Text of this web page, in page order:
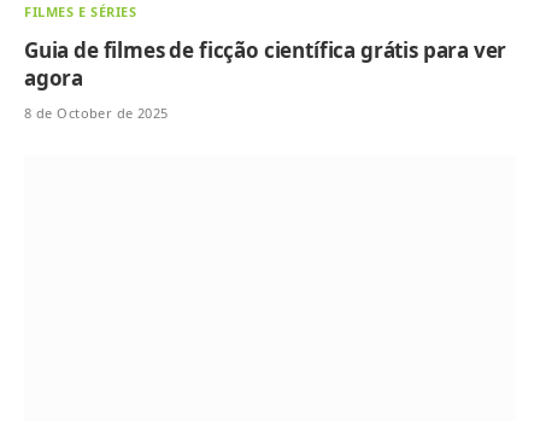
FILMES E SÉRIES
Guia de filmes de ficção científica grátis para ver
agora
8 de October de 2025